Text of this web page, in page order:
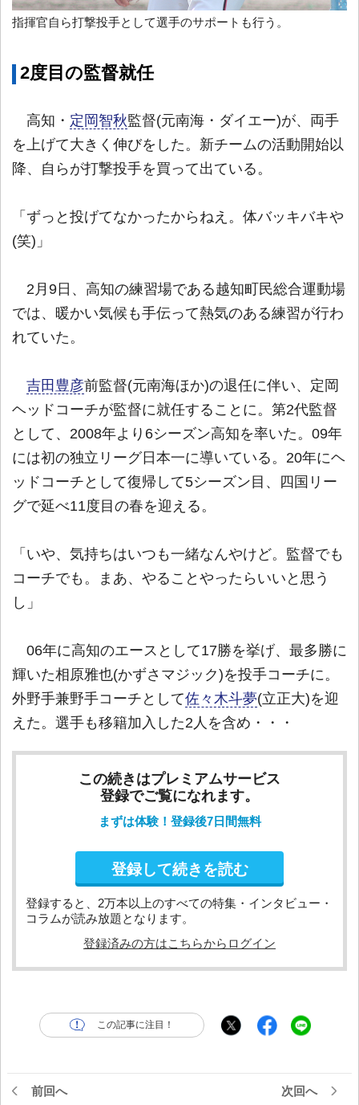
指揮官自ら打撃投手として選手のサポートも行う。
2度目の監督就任
高知・ 定岡智秋監督(元南海・ダイエー)が、両手
を上げて大きく伸びをした。新チームの活動開始以
降、自らが打撃投手を買って出ている。
「ずっと投げてなかったからねえ。体バッキバキや
(笑)」
2月9日、高知の練習場である越知町民総合運動場
では、暖かい気候も手伝って熱気のある練習が行わ
れていた。
吉田豊彦前監督(元南海ほか)の退任に伴い、定岡
ヘッドコーチが監督に就任することに。第2代監督
として、2008年より6シーズン高知を率いた。09年
には初の独立リーグ日本一に導いている。20年にヘ
ッドコーチとして復帰して5シーズン目、四国リー
グで延べ11度目の春を迎える。
「いや、気持ちはいつも一緒なんやけど。監督でも
コーチでも。まあ、やることやったらいいと思う
し」
06年に高知のエースとして17勝を挙げ、最多勝に
輝いた相原雅也(かずさマジック)を投手コーチに。
外野手兼野手コーチとして佐々木斗夢(立正大)を迎
えた。選手も移籍加入した2人を含め・・・
この続きはプレミアムサービス
登録でご覧になれます。
まずは体験！登録後7日間無料
登録して続きを読む
登録すると、2万本以上のすべての特集・インタビュー・
コラムが読み放題となります。
登録済みの方はこちらからログイン
この記事に注目！
前回へ 次回へ